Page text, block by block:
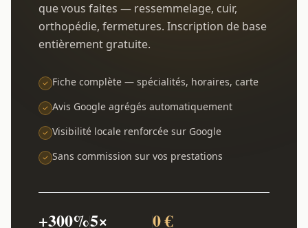
que vous faites — ressemmelage, cuir,
orthopédie, fermetures. Inscription de base
entièrement gratuite.
Fiche complète — spécialités, horaires, carte
Avis Google agrégés automatiquement
Visibilité locale renforcée sur Google
Sans commission sur vos prestations
+300%5× 0 €